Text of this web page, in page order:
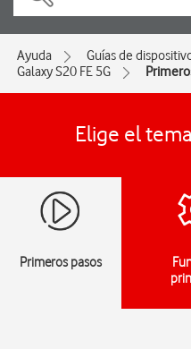
Ayuda Guías de
Galaxy S20 FE 5G
Elige el
Primeros pasos